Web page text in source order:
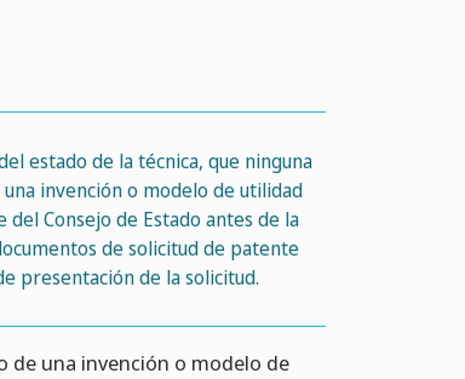
estado de la técnica, que ninguna
invención o modelo de utilidad
Consejo de Estado antes de la
de solicitud de patente
presentación de la solicitud.
de una invención o modelo de